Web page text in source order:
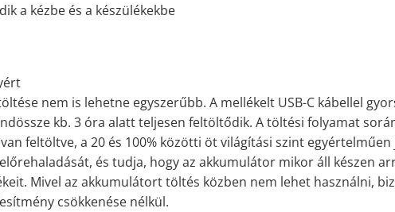
a kézbe és a készülékekbe
nem is lehetne egyszerűbb. A mellékelt USB-C kábellel
kb. 3 óra alatt teljesen feltöltődik. A töltési folyamat
feltöltve, a 20 és 100% közötti öt világítási szint egyértelműen
és tudja, hogy az akkumulátor mikor áll készen
Mivel az akkumulátort töltés közben nem lehet használni,
csökkenése nélkül.